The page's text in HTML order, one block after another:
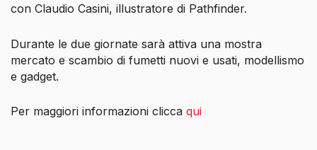
con Claudio Casini, illustratore di Pathfinder.
Durante le due giornate sarà attiva una mostra
mercato e scambio di fumetti nuovi e usati, modellismo
e gadget.
Per maggiori informazioni clicca qui